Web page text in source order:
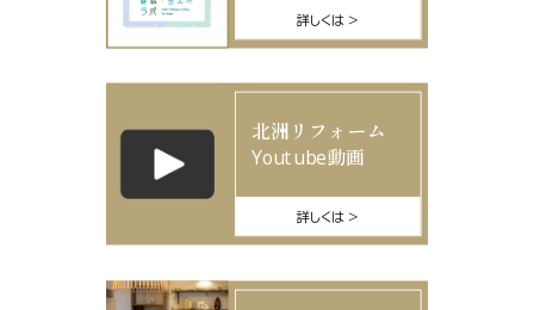
詳しくは
北洲リフォーム
Youtube動画
詳しくは